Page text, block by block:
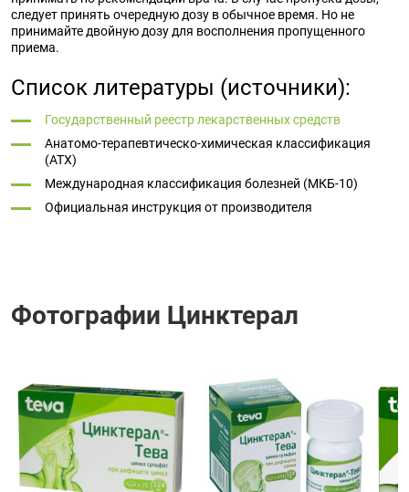
следует принять очередную дозу в обычное время. Но не
принимайте двойную дозу для восполнения пропущенного
приема.
Список литературы (источники):
Государственный реестр лекарственных средств
Анатомо-терапевтическо-химическая классификация
(ATX)
Международная классификация болезней (МКБ-10)
Официальная инструкция от производителя
Фотографии Цинктерал